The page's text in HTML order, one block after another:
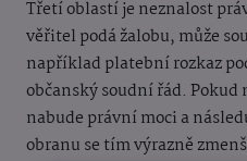
Třetí oblastí je neznalost
věřitel podá žalobu, může
například platební rozkaz
občanský soudní řád.
nabude právní moci a
obranu se tím výrazně